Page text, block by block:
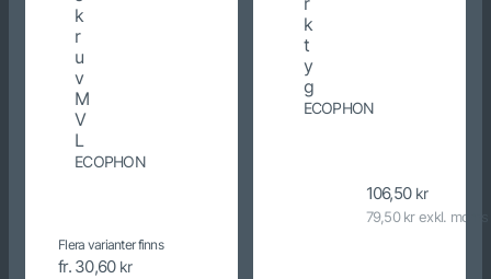
k
r
u
v
M
V
L
ECOPHON
Flera varianter finns
fr. 30,60 kr
k
t
y
g
ECOPHON
106,50 kr
79,50 kr exkl. moms